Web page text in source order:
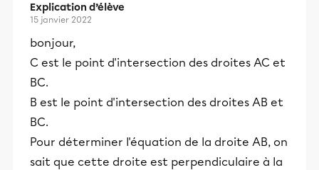
Explication d’élève
15 janvier 2022
bonjour,
C est le point d'intersection des droites AC et
BC.
B est le point d'intersection des droites AB et
BC.
Pour déterminer l'équation de la droite AB, on
sait que cette droite est perpendiculaire à la